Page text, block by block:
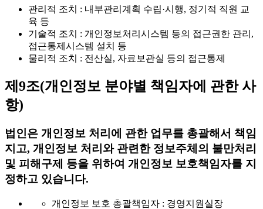
관리적 조치 : 내부관리계획 수립·시행, 정기적 직원 교
육 등
기술적 조치 : 개인정보처리시스템 등의 접근권한 관리,
접근통제시스템 설치 등
물리적 조치 : 전산실, 자료보관실 등의 접근통제
제9조(개인정보 분야별 책임자에 관한 사
항)
법인은 개인정보 처리에 관한 업무를 총괄해서 책임
지고, 개인정보 처리와 관련한 정보주체의 불만처리
및 피해구제 등을 위하여 개인정보 보호책임자를 지
정하고 있습니다.
개인정보 보호 총괄책임자 : 경영지원실장